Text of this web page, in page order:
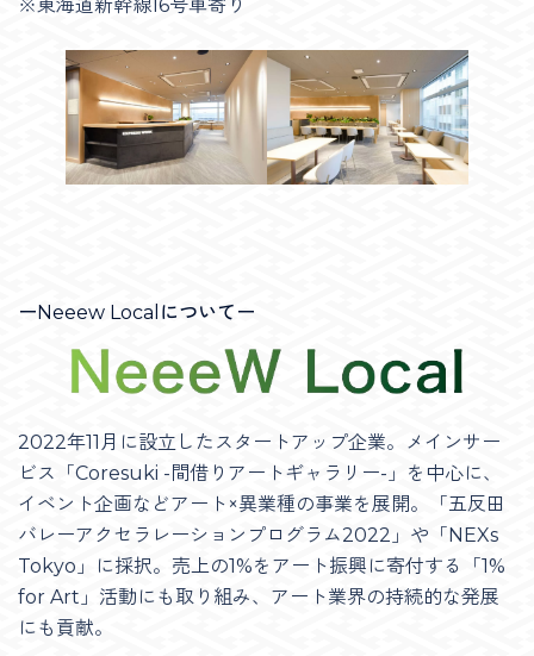
※東海道新幹線16号車寄り
ーNeeew Localについてー
2022年11月に設立したスタートアップ企業。メインサー
ビス「Coresuki -間借りアートギャラリー-」を中心に、
イベント企画などアート×異業種の事業を展開。「五反田
バレーアクセラレーションプログラム2022」や「NEXs
Tokyo」に採択。売上の1%をアート振興に寄付する「1%
for Art」活動にも取り組み、アート業界の持続的な発展
にも貢献。